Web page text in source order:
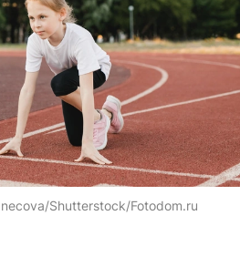
Shutterstock/Fotodom.ru